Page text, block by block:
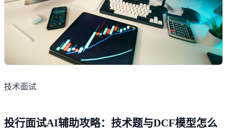
技术面试
投行面试AI辅助攻略：技术题与DCF模型怎么